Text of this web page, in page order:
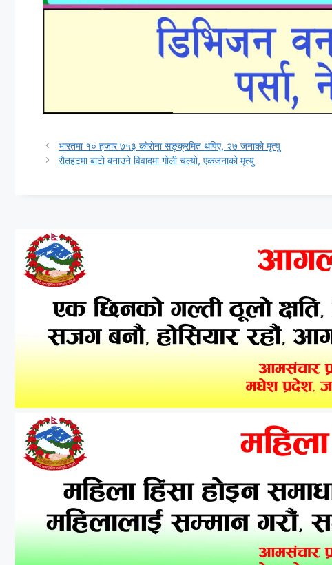
भारतमा १० हजार ७५३ कोरोना सङ्क्रमित थपिए, २७ जनाको मृत्यु
रौतहटमा बाटो बनाउने विवादमा गोली चल्यो, एकजनाको मृत्यु